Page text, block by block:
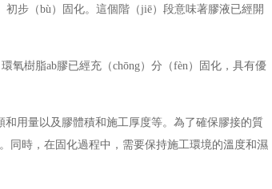
初步（bù）固化。這個階（jiē）段意味著膠液已經開
氧樹脂ab膠已經充（chōng）分（fèn）固化，具有優
用量以及膠體積和施工厚度等。為了確保膠接的質
同時，在固化過程中，需要保持施工環境的溫度和濕